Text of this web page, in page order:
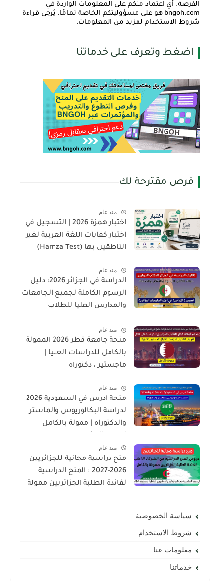
الفرصة. أي اعتماد منكم على المعلومات الواردة في
bngoh.com هو على مسؤوليتكم الخاصة تمامًا. يُرجى قراءة
شروط الاستخدام لمزيد من المعلومات.
اضغط وتعرف على خدماتنا
فرص مقترحة لك
منذ عام
اختبار همزة 2026 | التسجيل في
اختبار كفايات اللغة العربية لغير
الناطقين بها (Hamza Test)
منذ عام
الدراسة في الجزائر 2026: دليل
الرسوم الكاملة لجميع الجامعات
والمدارس العليا للطلاب
منذ عام
منحة جامعة قطر 2026 الممولة
بالكامل للدراسات العليا |
ماجستير ، دكتوراه
منذ عام
منحة ادرس في السعودية 2026
لدراسة البكالوريوس والماستر
والدكتوراه | ممولة بالكامل
منذ عام
منح دراسية مجانية للجزائريين
2026-2027 : المنح الدراسية
لفائدة الطلبة الجزائريين ممولة
سياسة الخصوصية
شروط الاستخدام
معلومات عنا
خدماتنا